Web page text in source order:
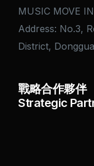
MUSIC MOVE
Address: No.3,
District,
戰略合作夥伴
Strategic